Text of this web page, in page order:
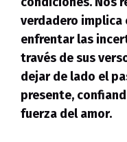
verdadero implica
enfrentar las
través de sus
dejar de lado el
presente,
fuerza del amor.